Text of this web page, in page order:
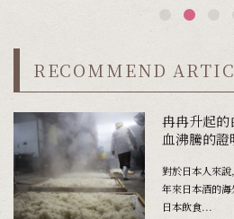
RECOMMEND
冉冉升起
血沸騰的證
對於日本人來
年來日本酒的
日本飲食...